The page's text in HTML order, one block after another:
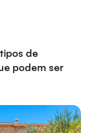
zona de churrasco.
de
podem ser